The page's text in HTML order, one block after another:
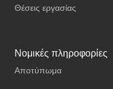
Θέσεις εργασίας
Νομικές πληροφορίες
Αποτύπωμα